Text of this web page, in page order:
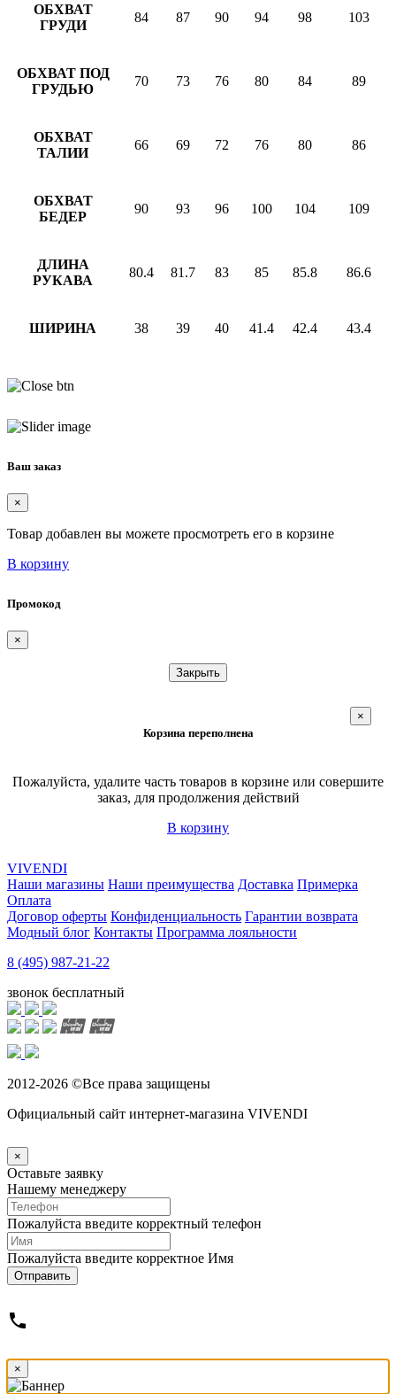
ОБХВАТ
ГРУДИ
84 87 90 94 98 103
ОБХВАТ ПОД
ГРУДЬЮ
70 73 76 80 84 89
ОБХВАТ
ТАЛИИ
66 69 72 76 80 86
ОБХВАТ
БЕДЕР
90 93 96 100 104 109
ДЛИНА
РУКАВА
80.4 81.7 83 85 85.8 86.6
ШИРИНА 38 39 40 41.4 42.4 43.4
Ваш заказ
×
Товар добавлен вы можете просмотреть его в корзине
В корзину
Промокод
×
Закрыть
Корзина переполнена
×
Пожалуйста, удалите часть товаров в корзине или совершите
заказ, для продолжения действий
В корзину
VIVENDI
Наши магазины Наши преимущества Доставка Примерка
Оплата
Договор оферты Конфиденциальность Гарантии возврата
Модный блог Контакты Программа лояльности
8 (495) 987-21-22
звонок бесплатный
2012-2026 ©Все права защищены
Официальный сайт интернет-магазина VIVENDI
×
Оставьте заявку
Нашему менеджеру
Пожалуйста введите корректный телефон
Пожалуйста введите корректное Имя
Отправить
phone
×